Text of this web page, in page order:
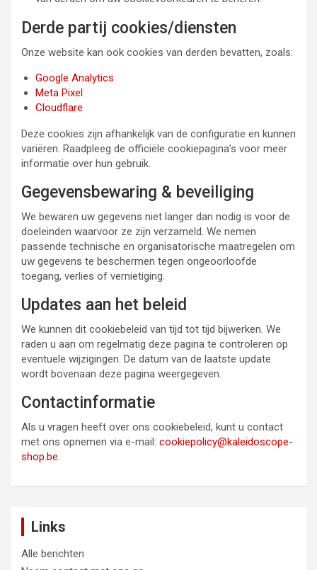
Derde partij cookies/diensten
Onze website kan ook cookies van derden bevatten, zoals:
Google Analytics
Meta Pixel
Cloudflare
Deze cookies zijn afhankelijk van de configuratie en kunnen
variëren. Raadpleeg de officiële cookiepagina’s voor meer
informatie over hun gebruik.
Gegevensbewaring & beveiliging
We bewaren uw gegevens niet langer dan nodig is voor de
doeleinden waarvoor ze zijn verzameld. We nemen
passende technische en organisatorische maatregelen om
uw gegevens te beschermen tegen ongeoorloofde
toegang, verlies of vernietiging.
Updates aan het beleid
We kunnen dit cookiebeleid van tijd tot tijd bijwerken. We
raden u aan om regelmatig deze pagina te controleren op
eventuele wijzigingen. De datum van de laatste update
wordt bovenaan deze pagina weergegeven.
Contactinformatie
Als u vragen heeft over ons cookiebeleid, kunt u contact
met ons opnemen via e-mail: cookiepolicy@kaleidoscope-
shop.be.
Links
Alle berichten